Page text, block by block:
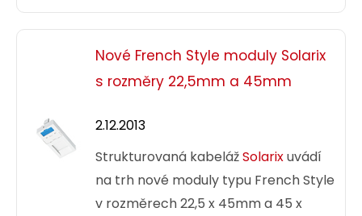
Nové French Style moduly Solarix
s rozměry 22,5mm a 45mm
2.12.2013
Strukturovaná kabelážSolarixuvádí
na trh nové moduly typu French Style
v rozměrech 22,5 x 45mm a 45 x